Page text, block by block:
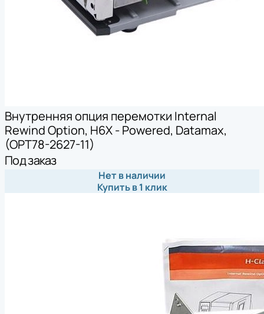
Внутренняя опция перемотки Internal
Rewind Option, H6X - Powered, Datamax,
(OPT78-2627-11)
Под заказ
Нет в наличии
Купить в 1 клик